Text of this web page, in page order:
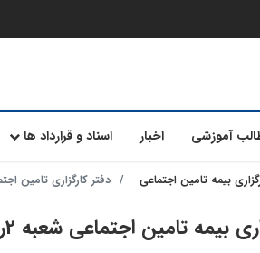
آموزشی اخبار اسناد و قرارداد ها
بیمه تامین اجتماعی دفتر کارگزاری تامین
بیمه تامین اجتماعی شعبه 2رشت